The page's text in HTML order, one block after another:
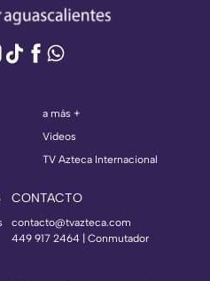
a más +
Videos
TV Azteca Internacional
CONTACTO
contacto@tvazteca.com
449 917 2464 | Conmutador